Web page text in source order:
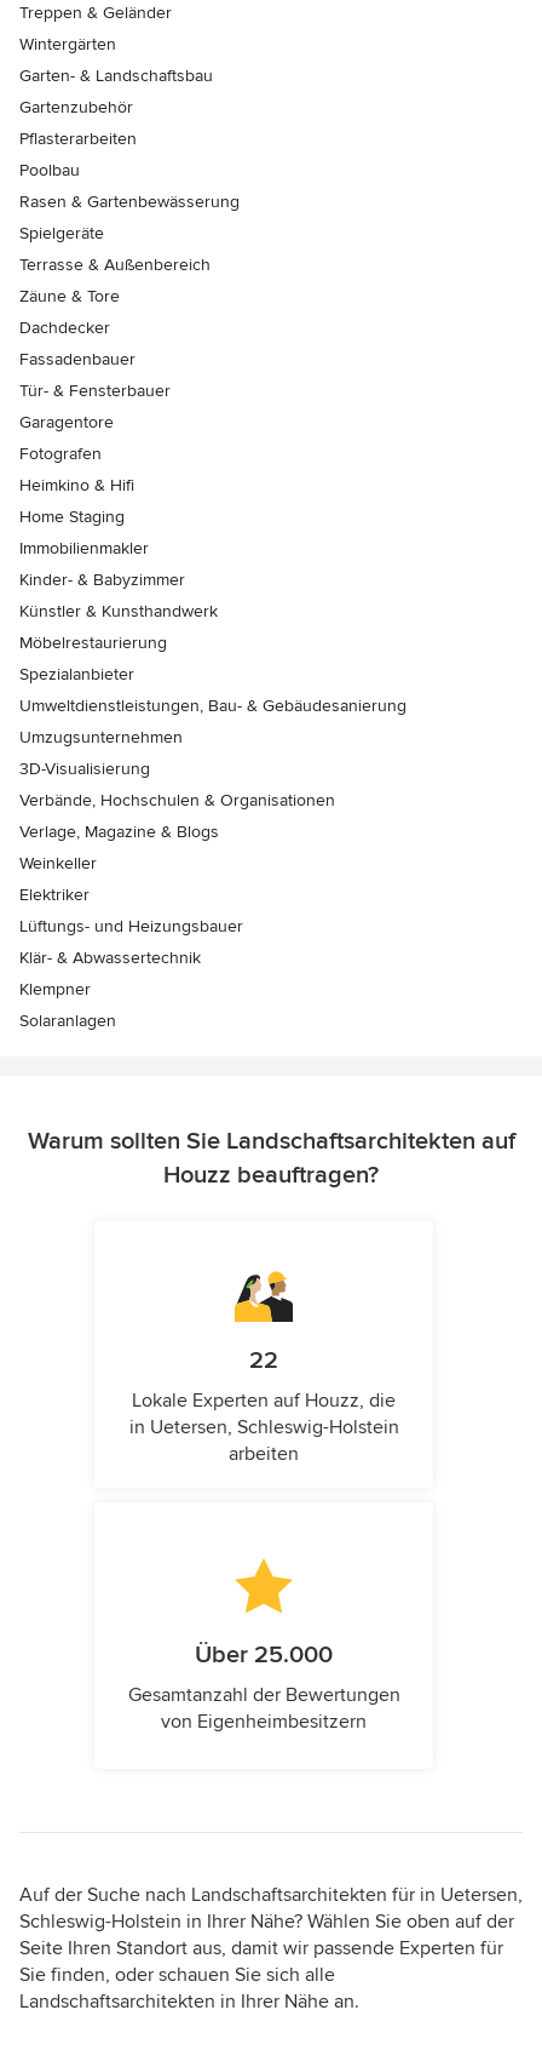
Treppen & Geländer
Wintergärten
Garten- & Landschaftsbau
Gartenzubehör
Pflasterarbeiten
Poolbau
Rasen & Gartenbewässerung
Spielgeräte
Terrasse & Außenbereich
Zäune & Tore
Dachdecker
Fassadenbauer
Tür- & Fensterbauer
Garagentore
Fotografen
Heimkino & Hifi
Home Staging
Immobilienmakler
Kinder- & Babyzimmer
Künstler & Kunsthandwerk
Möbelrestaurierung
Spezialanbieter
Umweltdienstleistungen, Bau- & Gebäudesanierung
Umzugsunternehmen
3D-Visualisierung
Verbände, Hochschulen & Organisationen
Verlage, Magazine & Blogs
Weinkeller
Elektriker
Lüftungs- und Heizungsbauer
Klär- & Abwassertechnik
Klempner
Solaranlagen
Warum sollten Sie Landschaftsarchitekten auf
Houzz beauftragen?
22
Lokale Experten auf Houzz, die
in Uetersen, Schleswig-Holstein
arbeiten
Über 25.000
Gesamtanzahl der Bewertungen
von Eigenheimbesitzern
Auf der Suche nach Landschaftsarchitekten für in Uetersen,
Schleswig-Holstein in Ihrer Nähe? Wählen Sie oben auf der
Seite Ihren Standort aus, damit wir passende Experten für
Sie finden, oder schauen Sie sich alle
Landschaftsarchitekten in Ihrer Nähe an.